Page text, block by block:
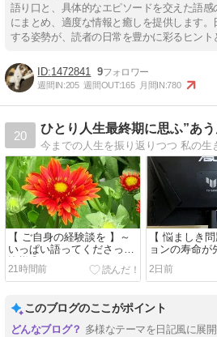
語り口と、具体的なエピソードを交えた語
にまとめ、適度な情報と癒しを提供します
する姿勢が、読者の日常を豊かに彩るヒント
1472841 9
週間IN:205 週間OUT:165 月間IN:780
20
ひとり人生最終期に思ふ”あう
今までの人生を振り返りつつ 私の生
【 ご自身の経験談を 】～
いっぱい語ってくださった
皆様😃ありがとう
21時間前
【 悩ましき
ョンの寿命が
2日前
このブログのここがポイント
多様なテーマを日記風に展